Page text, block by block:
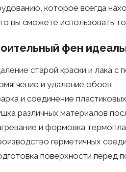
которое всегда
вы сможете использовать
фен
старой краски и лака с
и удаление обоев
и соединение
различных материалов
и формовка
герметичных
поверхности перед